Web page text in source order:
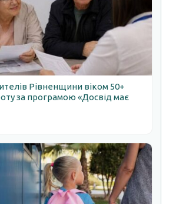
Рівненщини віком 50+
за програмою «Досвід має